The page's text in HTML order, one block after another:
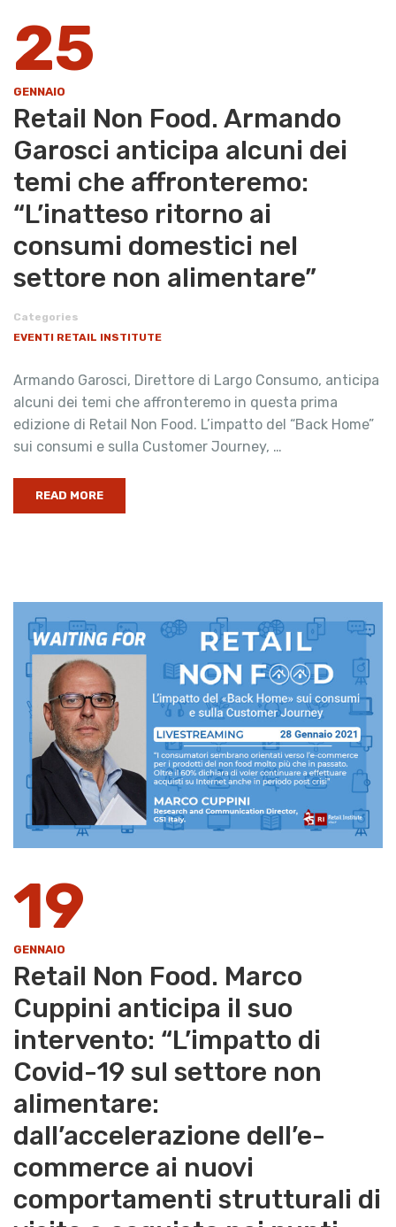
25
GENNAIO
Retail Non Food. Armando
Garosci anticipa alcuni dei
temi che affronteremo:
“L’inatteso ritorno ai
consumi domestici nel
settore non alimentare”
Categories
EVENTI RETAIL INSTITUTE
Armando Garosci, Direttore di Largo Consumo, anticipa
alcuni dei temi che affronteremo in questa prima
edizione di Retail Non Food. L’impatto del “Back Home”
sui consumi e sulla Customer Journey, …
READ MORE
19
GENNAIO
Retail Non Food. Marco
Cuppini anticipa il suo
intervento: “L’impatto di
Covid-19 sul settore non
alimentare:
dall’accelerazione dell’e-
commerce ai nuovi
comportamenti strutturali di